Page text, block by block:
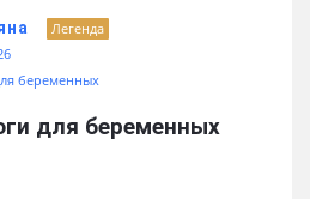
Легенда
беременных
для беременных